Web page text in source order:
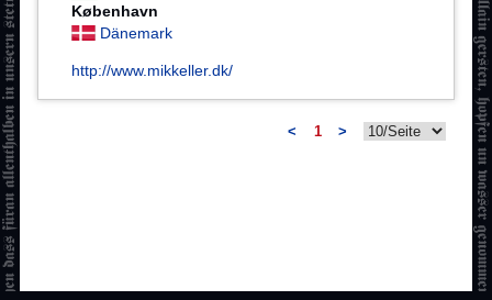
København
Dänemark
http://www.mikkeller.dk/
< 1 >